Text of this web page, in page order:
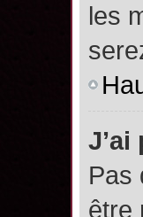
les
Pas
être